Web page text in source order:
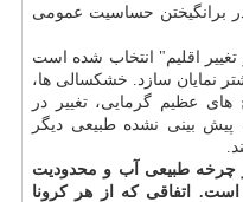
برانگیختن حساسیت عمومی
اقلیم" انتخاب شده است
نمایان سازد. خشكسالی ها،
عظیم گرمایی، تغییر در
بینی نشده طبیعی دیگر
چرخه طبیعی آب و محدودیت
اتفاقی كه از هر كرونا